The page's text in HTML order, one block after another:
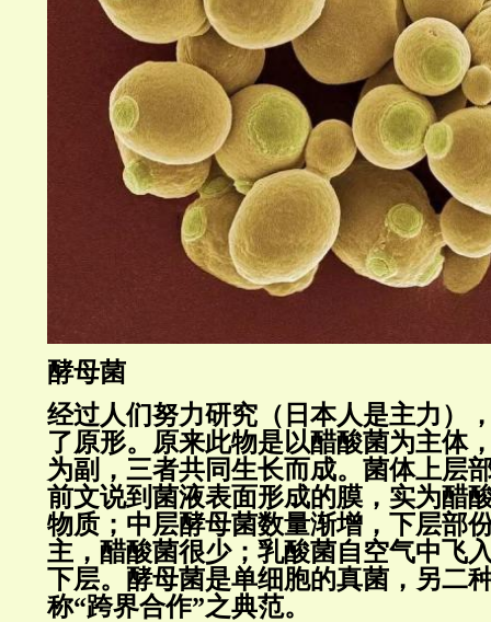
酵母菌
经过人们努力研究（日本人是主力）
了原形。原来此物是以醋酸菌为主体
为副，三者共同生长而成。菌体上层
前文说到菌液表面形成的膜，实为醋
物质；中层酵母菌数量渐增，下层部
主，醋酸菌很少；乳酸菌自空气中飞
下层。酵母菌是单细胞的真菌，另二
称“跨界合作”之典范。